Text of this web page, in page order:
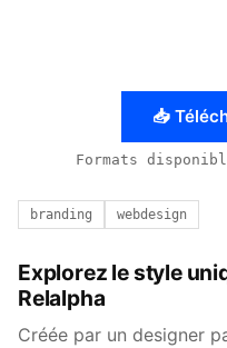
📥
Formats
branding webdesign
Explorez le style
Relalpha
Créée par un designer